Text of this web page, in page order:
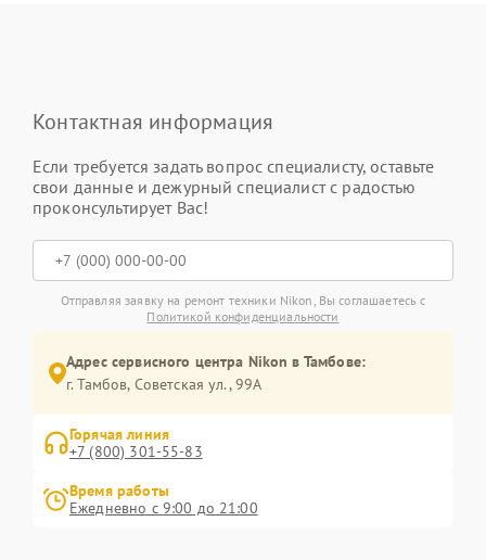
Контактная информация
Если требуется задать вопрос специалисту, оставьте
свои данные и дежурный специалист с радостью
проконсультирует Вас!
Отправляя заявку на ремонт техники Nikon, Вы соглашаетесь с
Политикой конфиденциальности
Адрес сервисного центра Nikon в Тамбове:
г. Тамбов, Советская ул., 99А
Горячая линия
+7 (800) 301-55-83
Время работы
Ежедневно с 9:00 до 21:00